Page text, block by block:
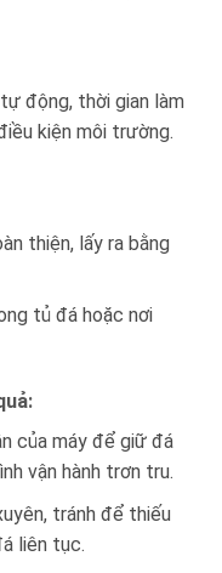
động, thời gian làm
kiện môi trường.
thiện, lấy ra bằng
tủ đá hoặc nơi
của máy để giữ đá
vận hành trơn tru.
tránh để thiếu
liên tục.